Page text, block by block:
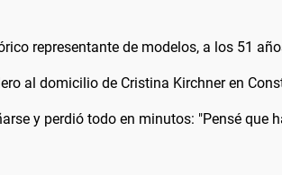
representante de modelos, a los 51
al domicilio de Cristina Kirchner en
y perdió todo en minutos: "Pensé que